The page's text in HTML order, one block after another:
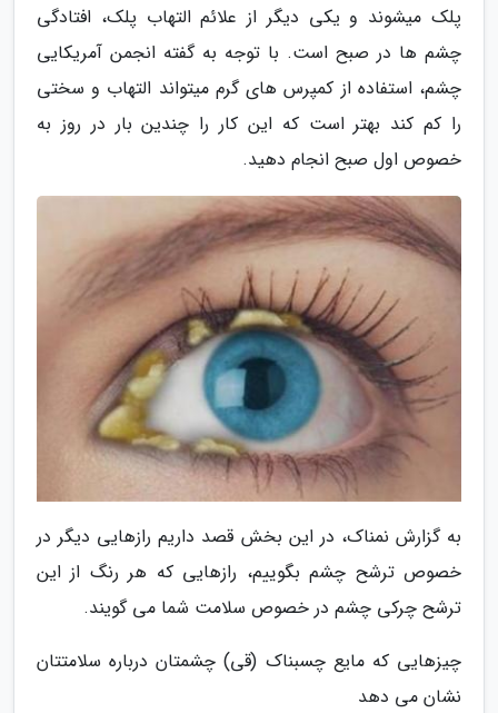
پلک میشوند و یکی دیگر از علائم التهاب پلک، افتادگی
چشم ها در صبح است. با توجه به گفته انجمن آمریکایی
چشم، استفاده از کمپرس های گرم میتواند التهاب و سختی
را کم کند بهتر است که این کار را چندین بار در روز به
خصوص اول صبح انجام دهید.
به گزارش نمناک، در این بخش قصد داریم رازهایی دیگر در
خصوص ترشح چشم بگوییم، رازهایی که هر رنگ از این
ترشح چرکی چشم در خصوص سلامت شما می گویند.
چیزهایی که مایع چسبناک (قی) چشمتان درباره سلامتتان
نشان می دهد